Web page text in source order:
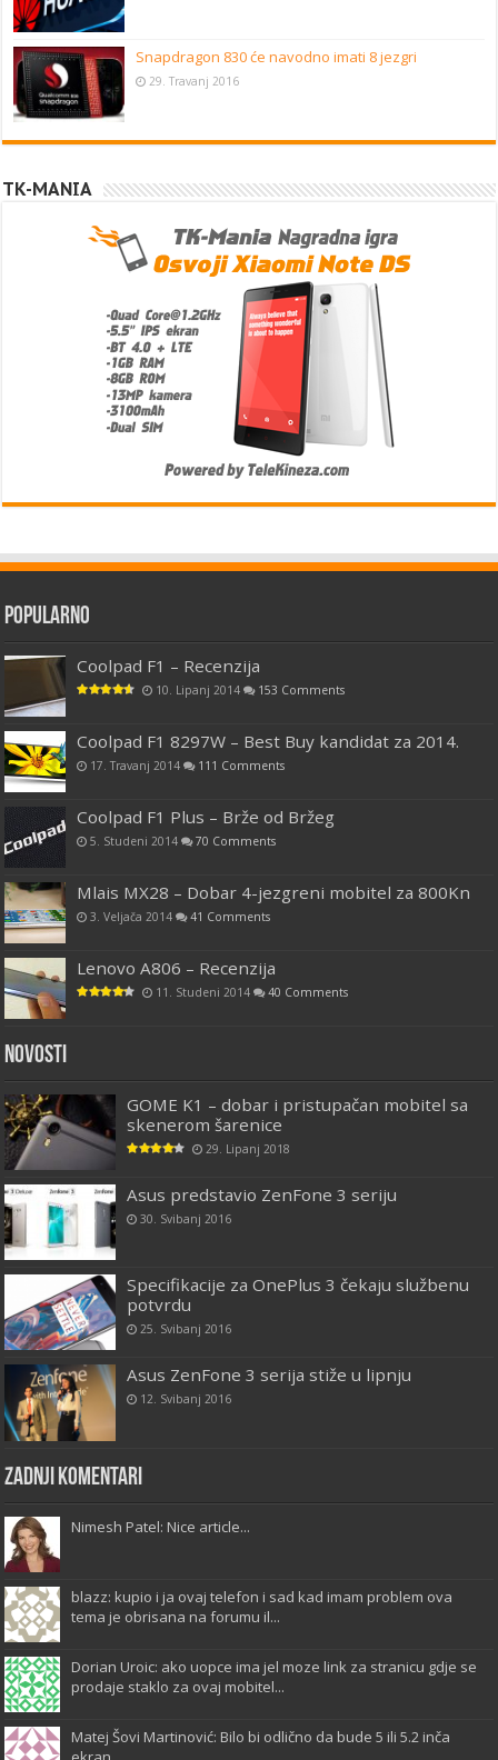
Snapdragon 830 će navodno imati 8 jezgri
29. Travanj 2016
TK-MANIA
Popularno
Coolpad F1 – Recenzija
10. Lipanj 2014 153 Comments
Coolpad F1 8297W – Best Buy kandidat za 2014.
17. Travanj 2014 111 Comments
Coolpad F1 Plus – Brže od Bržeg
5. Studeni 2014 70 Comments
Mlais MX28 – Dobar 4-jezgreni mobitel za 800Kn
3. Veljača 2014 41 Comments
Lenovo A806 – Recenzija
11. Studeni 2014 40 Comments
Novosti
GOME K1 – dobar i pristupačan mobitel sa
skenerom šarenice
29. Lipanj 2018
Asus predstavio ZenFone 3 seriju
30. Svibanj 2016
Specifikacije za OnePlus 3 čekaju službenu
potvrdu
25. Svibanj 2016
Asus ZenFone 3 serija stiže u lipnju
12. Svibanj 2016
Zadnji komentari
Nimesh Patel: Nice article...
blazz: kupio i ja ovaj telefon i sad kad imam problem ova
tema je obrisana na forumu il...
Dorian Uroic: ako uopce ima jel moze link za stranicu gdje se
prodaje staklo za ovaj mobitel...
Matej Šovi Martinović: Bilo bi odlično da bude 5 ili 5.2 inča